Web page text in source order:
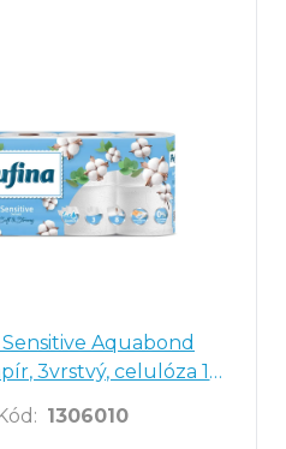
Aquabond
3vrstvý, celulóza 10
: 1306010